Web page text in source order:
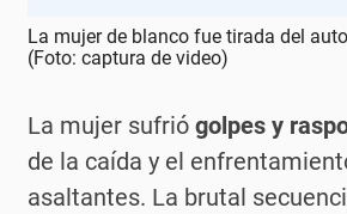
La mujer de blanco fue tirada del
(Foto: captura de video)
La mujer sufrió golpes y
de la caída y el
asaltantes. La brutal